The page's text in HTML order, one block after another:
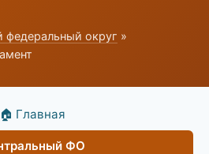
федеральный округ »
🏠 Главная
ФО